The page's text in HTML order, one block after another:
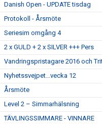
Danish Open - UPDATE tisdag
Protokoll - Årsmöte
Seriesim omgång 4
2 x GULD + 2 x SILVER +++ Pers
Vandringspristagare 2016 och
Nyhetssvejpet...vecka 12
Årsmöte
Level 2 – Simmarhälsning
TÄVLINGSSIMMARE - VINNARE